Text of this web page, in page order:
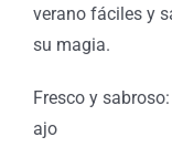
verano fáciles y
su magia.
Fresco y
ajo